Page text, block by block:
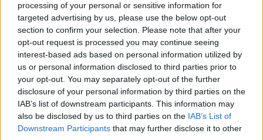
processing of your personal or sensitive information for
targeted advertising by us, please use the below opt-out
section to confirm your selection. Please note that after your
opt-out request is processed you may continue seeing
interest-based ads based on personal information utilized by
us or personal information disclosed to third parties prior to
your opt-out. You may separately opt-out of the further
disclosure of your personal information by third parties on the
IAB’s list of downstream participants. This information may
also be disclosed by us to third parties on the IAB’s List of
Downstream Participants that may further disclose it to other
«Ζητήθηκε η άρση ασυλίας 13 βουλευτών μας.
Με πολιτικό κόστος. 2 μπήκαν αμέσως στο
αρχείο. Το ταμείο θα γίνει όταν η Ευρωπαϊκή
εισαγγελία τελειώσει. Να δούμε αν είχε την
πολιτική διάσταση που κάποια έσπευσαν να
προσάψουν».